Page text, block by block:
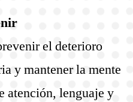
el deterioro
y mantener la mente
atención, lenguaje y